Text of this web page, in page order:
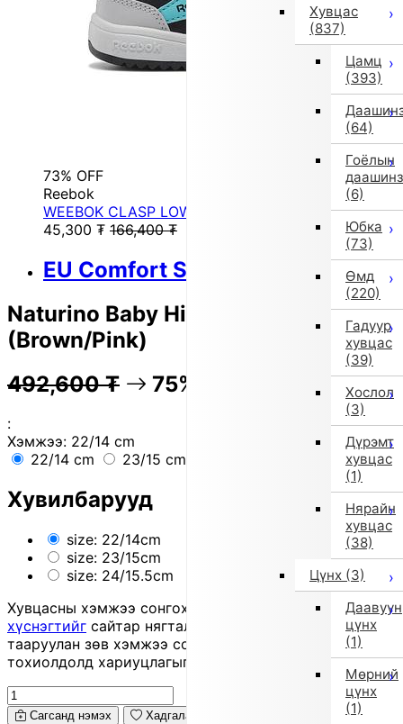
Хувцас
(837)
Цамц
(393)
(64)
Гоёлын
даашинз
(6)
Юбка
(73)
Өмд
(220)
Гадуур
хувцас
(39)
Хослол
(3)
Дүрэмт
хувцас
(1)
Нярайн
хувцас
(38)
Цүнх (3)
Даавуун
цүнх
(1)
Мөрний
цүнх
(1)
73% OFF
Reebok
WEEBOK CLASP LOW (Black)
45,300 ₮ 166,400 ₮
EU Comfort Shoes
Naturino Baby High-Top Sneakers
(Brown/Pink)
492,600 ₮ 75% OFF 123,100 ₮
:
Хэмжээ: 22/14 cm
22/14 cm
23/15 cm
Хувилбарууд
size: 22/14cm
size: 23/15cm
size: 24/15.5cm
Хувцасны хэмжээ сонгохдоо
хэмжээ сонгох
хүснэгтийг сайтар нягталж, биеийн хэмжээтэйгээ
тааруулан зөв хэмжээ сонгоно уу, хувцас таарахгүй
тохиолдолд хариуцлагыг захиалагч өөрөө хүлээнэ.
Сагсанд нэмэх Хадгалах